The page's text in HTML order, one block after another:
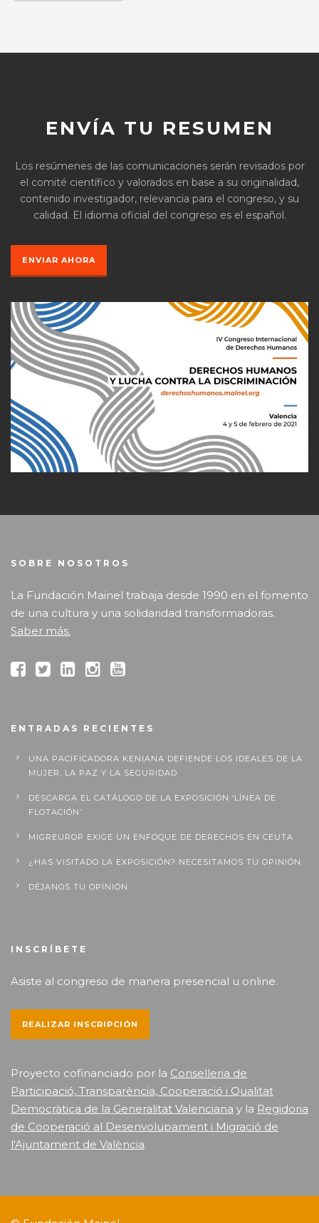
ENVÍA TU RESUMEN
Los resúmenes de las comunicaciones serán revisados por
el comité científico y valorados en base a su originalidad,
contenido investigador, relevancia para el congreso, y su
calidad. El idioma oficial del congreso es el español.
ENVIAR AHORA
SOBRE NOSOTROS
La Fundación Mainel trabaja desde 1990 en el fomento
de una cultura y una solidaridad transformadoras.
Saber más.
ENTRADAS RECIENTES
UNA PACIFICADORA KENIANA DEFIENDE LOS IDEALES DE LA
MUJER, LA PAZ Y LA SEGURIDAD
DESCARGA EL CATÁLOGO DE LA EXPOSICIÓN ‘LÍNEA DE
FLOTACIÓN’
MIGREUROP EXIGE UN ENFOQUE DE DERECHOS EN CEUTA
¿HAS VISITADO LA EXPOSICIÓN? NECESITAMOS TU OPINIÓN
DÉJANOS TU OPINIÓN
INSCRÍBETE
Asiste al congreso de manera presencial u online.
REALIZAR INSCRIPCIÓN
Proyecto cofinanciado por la Conselleria de
Participació, Transparència, Cooperació i Qualitat
Democràtica de la Generalitat Valenciana y la Regidoria
de Cooperació al Desenvolupament i Migració de
l'Ajuntament de València.